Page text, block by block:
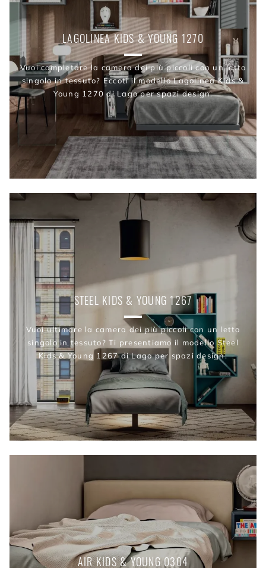
LAGOLINEA KIDS & YOUNG 1270
Vuoi completare la camera dei più piccoli con un letto
singolo in tessuto? Eccoti il modello Lagolinea Kids &
Young 1270 di Lago per spazi design.
STEEL KIDS & YOUNG 1267
Vuoi ultimare la camera dei più piccoli con un letto
singolo in tessuto? Ti presentiamo il modello Steel
Kids & Young 1267 di Lago per spazi design.
AIR KIDS & YOUNG 0304